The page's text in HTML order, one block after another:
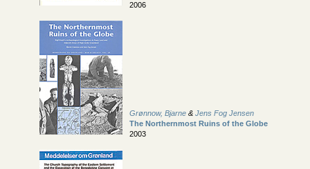
2006
Grønnow, Bjarne & Jens Fog Jensen
The Northernmost Ruins of the Globe
2003